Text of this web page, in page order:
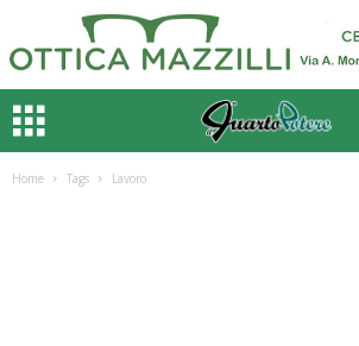
Home Tags Lavoro